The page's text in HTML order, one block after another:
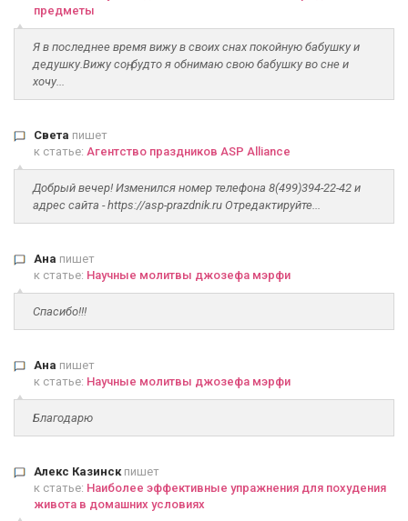
предметы
Я в последнее время вижу в своих снах покойную бабушку и
дедушку.Вижу соң, будто я обнимаю свою бабушку во сне и
хочу...
Света пишет
к статье: Агентство праздников ASP Alliance
Добрый вечер! Изменился номер телефона 8(499)394-22-42 и
адрес сайта - https://asp-prazdnik.ru Отредактируйте...
Ана пишет
к статье: Научные молитвы джозефа мэрфи
Спасибо!!!
Ана пишет
к статье: Научные молитвы джозефа мэрфи
Благодарю
Алекс Казинскпишет
к статье: Наиболее эффективные упражнения для похудения
живота в домашних условиях